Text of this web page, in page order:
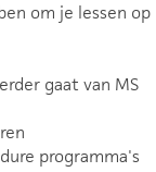
om je lessen op
gaat van MS
programma's